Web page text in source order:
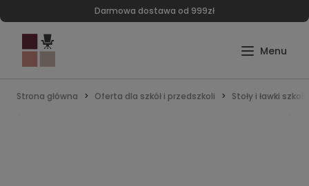
Darmowa dostawa od 999zł
Strona główna Oferta dla szkół i przedszkoli Stoły i ławki